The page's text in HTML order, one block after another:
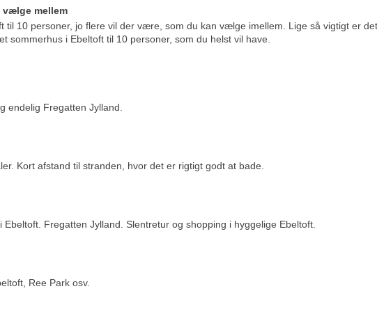
vælge mellem
til 10 personer, jo flere vil der være, som du kan vælge imellem. Lige så vigtigt er
i Ebeltoft til 10 personer, som du helst vil have.
endelig Fregatten Jylland.
Kort afstand til stranden, hvor det er rigtigt godt at bade.
Fregatten Jylland. Slentretur og shopping i hyggelige Ebeltoft.
Ree Park osv.